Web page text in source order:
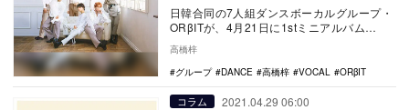
日韓合同の7人組ダンスボーカルグループ・
ORβITが、4月21日に1stミニアルバム
『Enchant』をリリースした。アルバム全…
高橋梓
グループ
DANCE 高橋梓 VOCAL ORβIT
コラム 2021.04.29 06:00